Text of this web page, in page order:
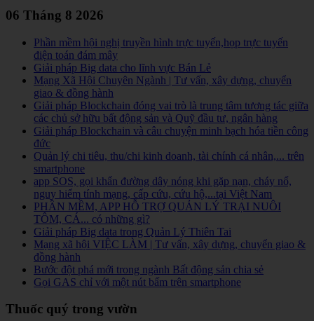
06 Tháng 8 2026
Phần mềm hội nghị truyền hình trực tuyến,họp trực tuyến
điện toán đám mây
Giải pháp Big data cho lĩnh vực Bán Lẻ
Mạng Xã Hội Chuyên Ngành | Tư vấn, xây dựng, chuyển
giao & đồng hành
Giải pháp Blockchain đóng vai trò là trung tâm tương tác giữa
các chủ sở hữu bất động sản và Quỹ đầu tư, ngân hàng
Giải pháp Blockchain và câu chuyện minh bạch hóa tiền công
đức
Quản lý chi tiêu, thu/chi kinh doanh, tài chính cá nhân,... trên
smartphone
app SOS, gọi khẩn đường dây nóng khi gặp nạn, cháy nổ,
nguy hiểm tính mạng, cấp cứu, cứu hộ,...tại Việt Nam
PHẦN MỀM, APP HỖ TRỢ QUẢN LÝ TRẠI NUÔI
TÔM, CÁ... có những gì?
Giải pháp Big data trong Quản Lý Thiên Tai
Mạng xã hội VIỆC LÀM | Tư vấn, xây dựng, chuyển giao &
đồng hành
Bước đột phá mới trong ngành Bất động sản chia sẻ
Gọi GAS chỉ với một nút bấm trên smartphone
Thuốc quý trong vườn